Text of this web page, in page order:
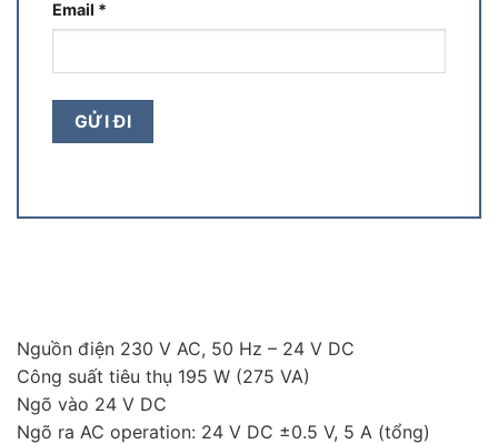
Email *
Nguồn điện 230 V AC, 50 Hz – 24 V DC
Công suất tiêu thụ 195 W (275 VA)
Ngõ vào 24 V DC
Ngõ ra AC operation: 24 V DC ±0.5 V, 5 A (tổng)